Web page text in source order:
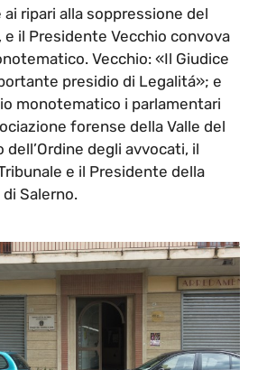
ai ripari alla soppressione del
e il Presidente Vecchio convova
Vecchio: «Il Giudice
presidio di Legalitá»; e
monotematico i parlamentari
forense della Valle del
dell’Ordine degli avvocati, il
e il Presidente della
di Salerno.